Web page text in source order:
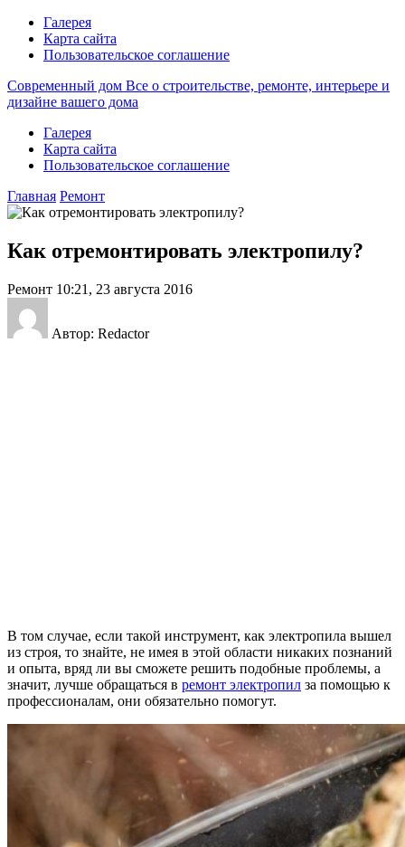
Галерея
Карта сайта
Пользовательское соглашение
Современный дом Все о строительстве, ремонте, интерьере и
дизайне вашего дома
Галерея
Карта сайта
Пользовательское соглашение
Главная Ремонт
Как отремонтировать электропилу?
Ремонт 10:21, 23 августа 2016
Автор: Redactor
В том случае, если такой инструмент, как электропила вышел
из строя, то знайте, не имея в этой области никаких познаний
и опыта, вряд ли вы сможете решить подобные проблемы, а
значит, лучше обращаться в ремонт электропил за помощью к
профессионалам, они обязательно помогут.